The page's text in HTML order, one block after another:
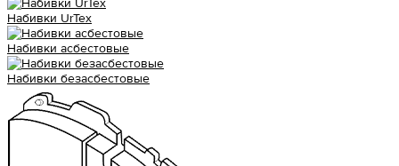
Набивки UrTex
Набивки асбестовые
Набивки безасбестовые